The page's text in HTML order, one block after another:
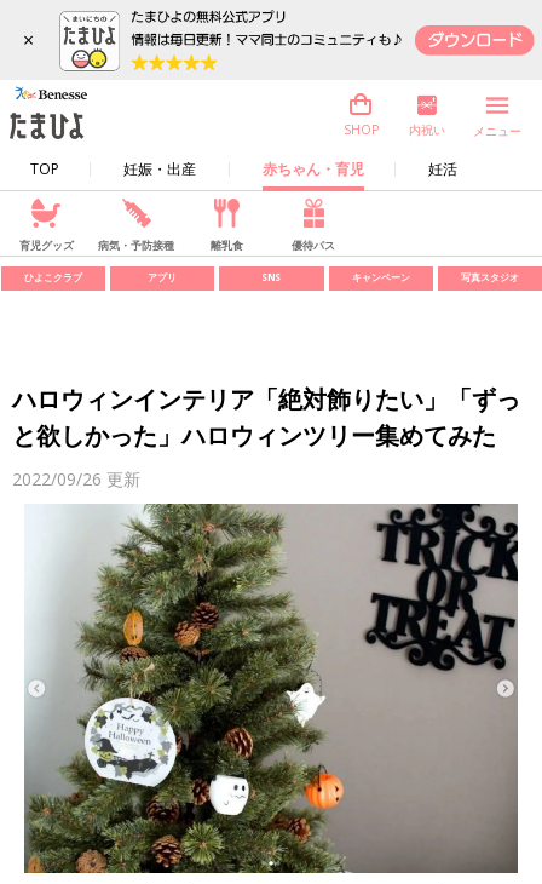
×
TOP 妊娠・出産 赤ちゃん・育児 妊活
SHOP 内祝い メニュー
育児グッズ 病気・予防接種 離乳食 優待パス
ひよこクラブ アプリ SNS キャンペーン 写真スタジオ
ハロウィンインテリア「絶対飾りたい」「ずっ
と欲しかった」ハロウィンツリー集めてみた
2022/09/26 更新